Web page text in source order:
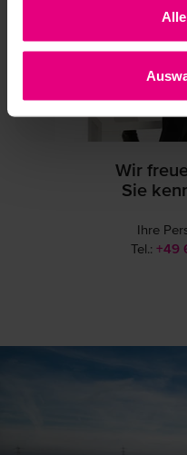
Wir
Sie
Ihre
Tel.: +49